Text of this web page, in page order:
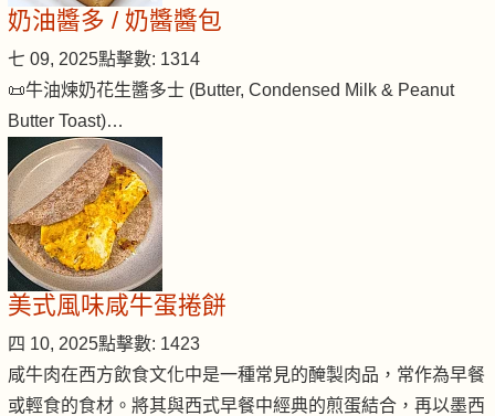
奶油醬多 / 奶醬醬包
七 09, 2025點擊數: 1314
📜牛油煉奶花生醬多士 (Butter, Condensed Milk & Peanut
Butter Toast)…
美式風味咸牛蛋捲餅
四 10, 2025點擊數: 1423
咸牛肉在西方飲食文化中是一種常見的醃製肉品，常作為早餐
或輕食的食材。將其與西式早餐中經典的煎蛋結合，再以墨西